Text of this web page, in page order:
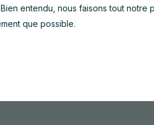
Bien entendu, nous faisons tout notre
que possible.